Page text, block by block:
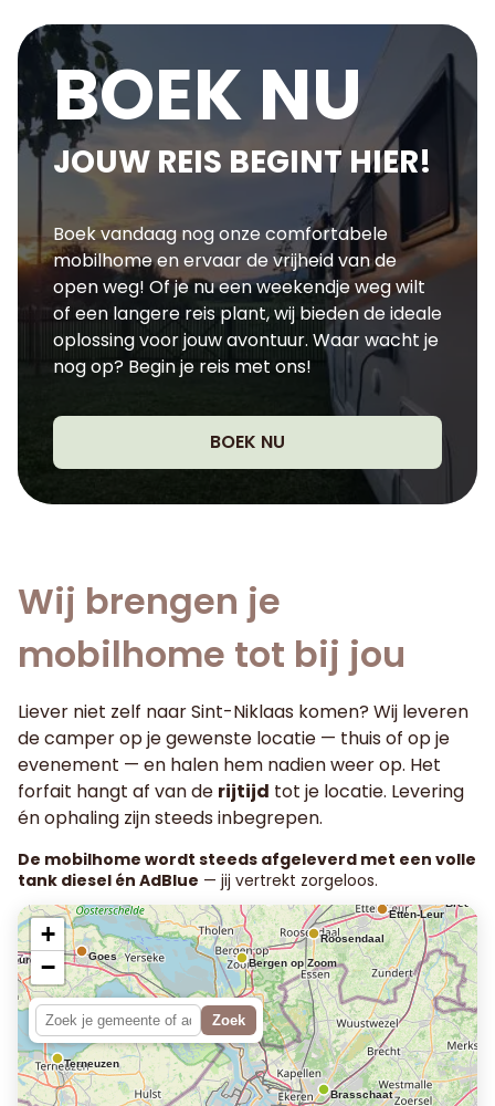
BOEK NU
JOUW REIS BEGINT HIER!
Boek vandaag nog onze comfortabele
mobilhome en ervaar de vrijheid van de
open weg! Of je nu een weekendje weg wilt
of een langere reis plant, wij bieden de ideale
oplossing voor jouw avontuur. Waar wacht je
nog op? Begin je reis met ons!
BOEK NU
Wij brengen je
mobilhome tot bij jou
Liever niet zelf naar Sint-Niklaas komen? Wij leveren
de camper op je gewenste locatie — thuis of op je
evenement — en halen hem nadien weer op. Het
forfait hangt af van de rijtijd tot je locatie. Levering
én ophaling zijn steeds inbegrepen.
De mobilhome wordt steeds afgeleverd met een volle
tank diesel én AdBlue — jij vertrekt zorgeloos.
Brasschaat
Terneuzen
Goes
Bergen op Zoom
Roosendaal
Breda
Etten-Leur
+
−
Zoek